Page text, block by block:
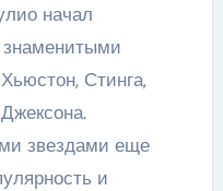
начал
знаменитыми
Стинга,
звездами еще
и